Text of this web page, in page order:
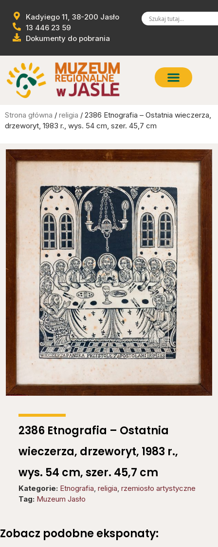
Kadyiego 11, 38-200 Jasło
13 446 23 59
Dokumenty do pobrania
Strona główna / religia / 2386 Etnografia – Ostatnia wieczerza,
drzeworyt, 1983 r., wys. 54 cm, szer. 45,7 cm
2386 Etnografia – Ostatnia
wieczerza, drzeworyt, 1983 r.,
wys. 54 cm, szer. 45,7 cm
Kategorie: Etnografia religia rzemiosło artystyczne
Tag: Muzeum Jasło
Zobacz podobne eksponaty: